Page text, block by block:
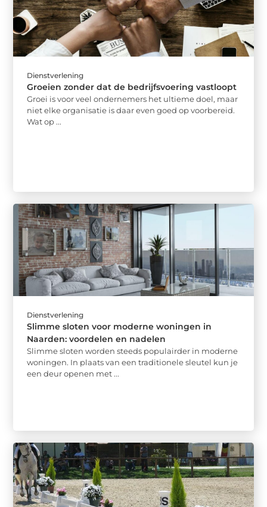
Dienstverlening
Groeien zonder dat de bedrijfsvoering vastloopt
Groei is voor veel ondernemers het ultieme doel, maar
niet elke organisatie is daar even goed op voorbereid.
Wat op ...
Dienstverlening
Slimme sloten voor moderne woningen in
Naarden: voordelen en nadelen
Slimme sloten worden steeds populairder in moderne
woningen. In plaats van een traditionele sleutel kun je
een deur openen met ...